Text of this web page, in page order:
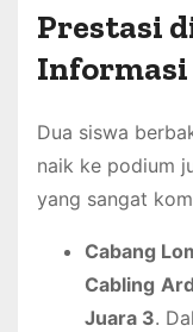
Prestasi
Informasi
Dua siswa
naik ke podium
yang sangat
Cabang
Cabling
Juara 3.